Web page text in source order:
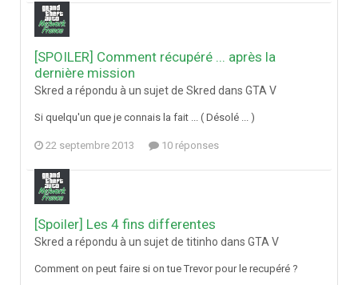
[SPOILER] Comment récupéré ... après la
dernière mission
Skred a répondu à un sujet de Skred dans GTA V
Si quelqu'un que je connais la fait ... ( Désolé ... )
22 septembre 2013 10 réponses
[Spoiler] Les 4 fins differentes
Skred a répondu à un sujet de titinho dans GTA V
Comment on peut faire si on tue Trevor pour le recupéré ?